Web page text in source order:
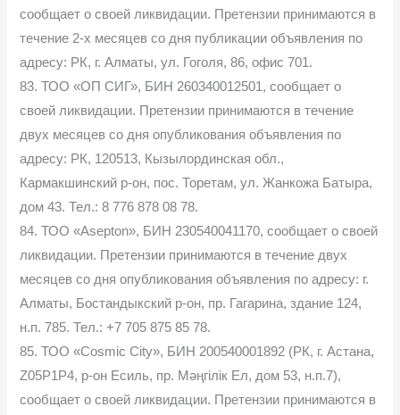
сообщает о своей ликвидации. Претензии принимаются в
течение 2-х месяцев со дня публикации объявления по
адресу: РК, г. Алматы, ул. Гоголя, 86, офис 701.
83. ТОО «ОП СИГ», БИН 260340012501, сообщает о
своей ликвидации. Претензии принимаются в течение
двух месяцев со дня опубликования объявления по
адресу: РК, 120513, Кызылординская обл.,
Кармакшинский р-он, пос. Торетам, ул. Жанкожа Батыра,
дом 43. Тел.: 8 776 878 08 78.
84. ТОО «Asepton», БИН 230540041170, сообщает о своей
ликвидации. Претензии принимаются в течение двух
месяцев со дня опубликования объявления по адресу: г.
Алматы, Бостандыкский р-он, пр. Гагарина, здание 124,
н.п. 785. Тел.: +7 705 875 85 78.
85. ТОО «Cosmic City», БИН 200540001892 (РК, г. Астана,
Z05P1P4, р-он Есиль, пр. Мәңгілік Ел, дом 53, н.п.7),
сообщает о своей ликвидации. Претензии принимаются в